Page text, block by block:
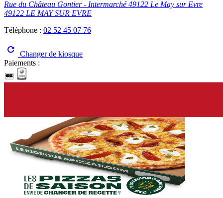
Rue du Château Gontier - Intermarché 49122 Le May sur Evre
49122 LE MAY SUR EVRE
Téléphone : 02 52 45 07 76
Changer de kiosque
Paiements :